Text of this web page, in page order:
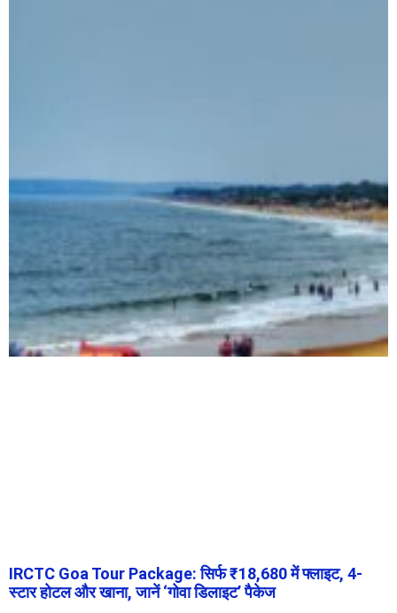
IRCTC Goa Tour Package: सिर्फ ₹18,680 में फ्लाइट, 4-
स्टार होटल और खाना, जानें ‘गोवा डिलाइट’ पैकेज